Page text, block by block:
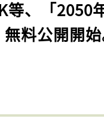
等、「2050
料公開開